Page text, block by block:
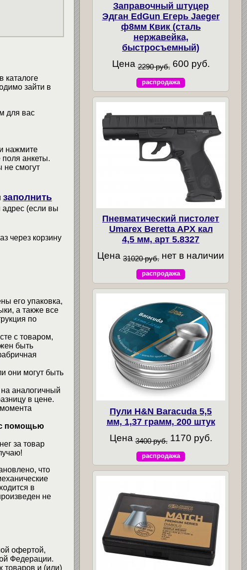
каталоге
зайти в
для вас
нажмите
анкеты.
смогут
заполнить
(если вы
через корзину
его упаковка,
а также все
по
с товаром,
быть
они могут быть
аналогичный
в цене.
с помощью
за товар
что
в
не
офертой,
Федерации.
товаров и (или)
Заправочный штуцер
Эдган EdGun Егерь Jaeger
ф8мм Квик (сталь
нержавейка,
быстросъемный)
Цена 2290 руб. 600 руб.
распродажа
Пневматический пистолет
Umarex Beretta APX кал
4,5 мм, арт 5.8327
Цена31020 руб. нет в наличии
распродажа
Пули H&N Baracuda 5,5
мм, 1,37 грамм, 200 штук
Цена 3400 руб. 1170 руб.
распродажа